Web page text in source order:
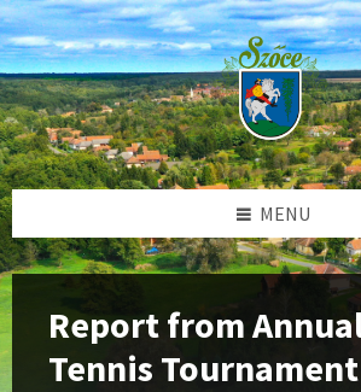
Skip
to
content
Skip
to
left
sidebar
Skip
to
footer
MENU
Report from
Tennis Tournament